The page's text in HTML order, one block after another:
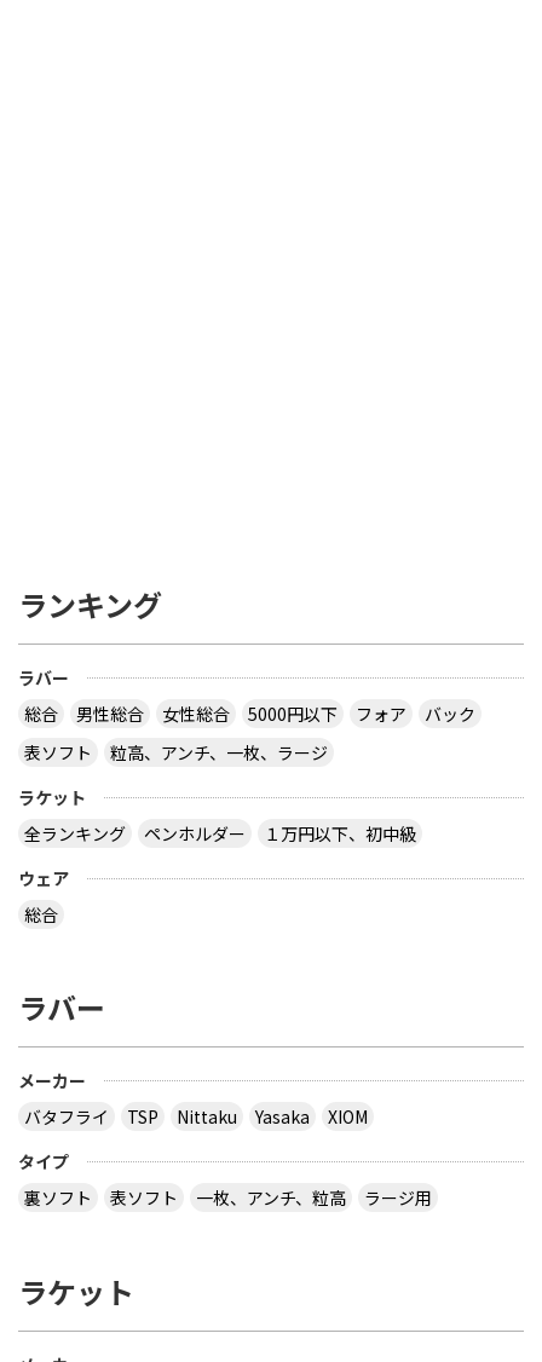
ランキング
ラバー
総合
男性総合 女性総合 5000円以下 フォア
バック
表ソフト
粒高、アンチ、一枚、ラージ
ラケット
全ランキング
ペンホルダー
１万円以下、初中級
ウェア
総合
ラバー
メーカー
バタフライ
TSP Nittaku Yasaka
XIOM
タイプ
裏ソフト
表ソフト 一枚、アンチ、粒高 ラージ用
ラケット